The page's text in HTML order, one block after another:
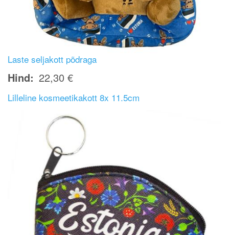
Laste seljakott põdraga
Hind 22,30 €
Lilleline kosmeetikakott 8x 11.5cm